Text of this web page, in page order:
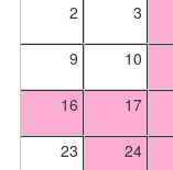
2 3
9 10
16 17
23 24